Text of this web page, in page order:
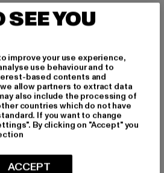
Casual
Pack
black+black
94% Polyester, 6% Elasthan
GmbH |
7 | 64372 Ober-Ramstadt |
SEE YOU
improve your use experience,
use behaviour and to
based contents and
allow partners to extract data
also include the processing of
countries which do not have
If you want to change
By clicking on "Accept" you
ACCEPT